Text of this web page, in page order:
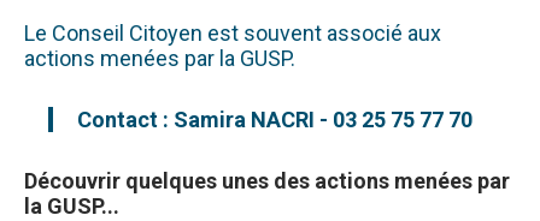
Le Conseil Citoyen est souvent associé aux
actions menées par la GUSP.
Contact : Samira NACRI - 03 25 75 77 70
Découvrir quelques unes des actions menées par
la GUSP...